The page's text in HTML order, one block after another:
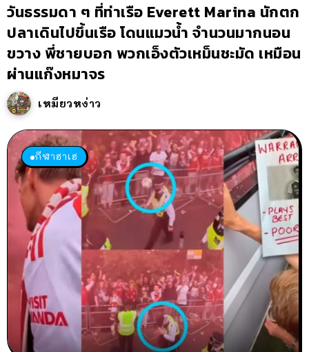
วันธรรมดา ๆ ที่ท่าเรือ Everett Marina นักตก
ปลาเดินไปขึ้นเรือ โดนแมวน้ำ จำนวนมากนอน
ขวาง พี่ชายบอก พวกเอ็งตัวเหม็นชะมัด เหมือน
ผ่านแก๊งหมาจร
เหมียวหง่าว
กีฬาฮาเฮ